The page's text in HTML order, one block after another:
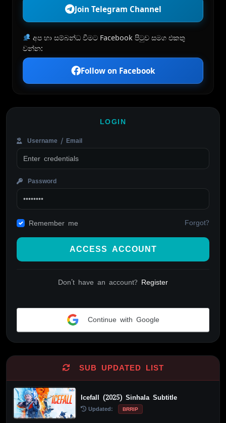
Join Telegram Channel
අප හා සම්බන්ධ වීමට Facebook පිටුව සමග එකතු
වන්න:
Follow on Facebook
LOGIN
Username / Email
Password
Remember me Forgot?
ACCESS ACCOUNT
Don't have an account? Register
Continue with Google
SUB UPDATED LIST
Icefall (2025) Sinhala Subtitle
Updated: BRRIP